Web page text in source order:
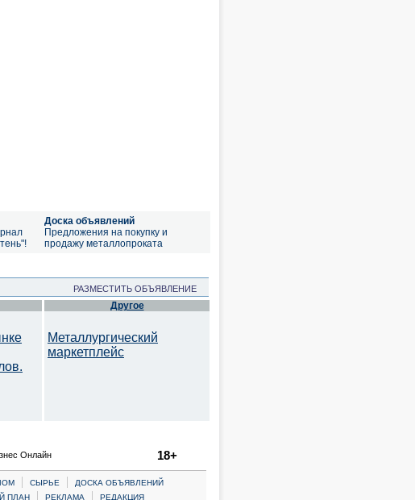
Доска объявлений
Предложения на покупку и
продажу металлопроката
РАЗМЕСТИТЬ ОБЪЯВЛЕНИЕ
Другое
Металлургический
маркетплейс
Онлайн 18+
| CЫРЬЕ |
ДОСКА ОБЪЯВЛЕНИЙ
ПЛАН | РЕКЛАМА | РЕДАКЦИЯ